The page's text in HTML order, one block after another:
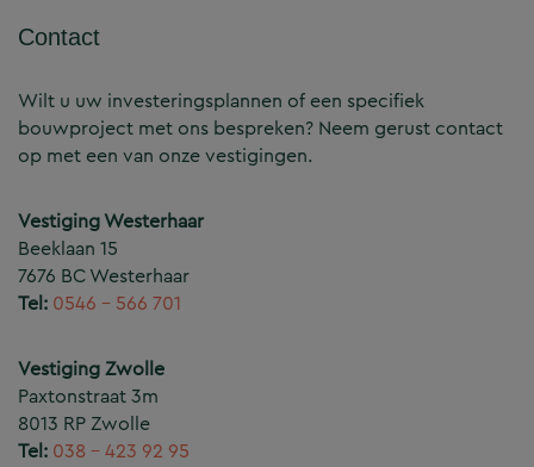
Contact
Wilt u uw investeringsplannen of een specifiek
bouwproject met ons bespreken? Neem gerust contact
op met een van onze vestigingen.
Vestiging Westerhaar
Beeklaan 15
7676 BC Westerhaar
Tel: 0546 – 566 701
Vestiging Zwolle
Paxtonstraat 3m
8013 RP Zwolle
Tel: 038 – 423 92 95